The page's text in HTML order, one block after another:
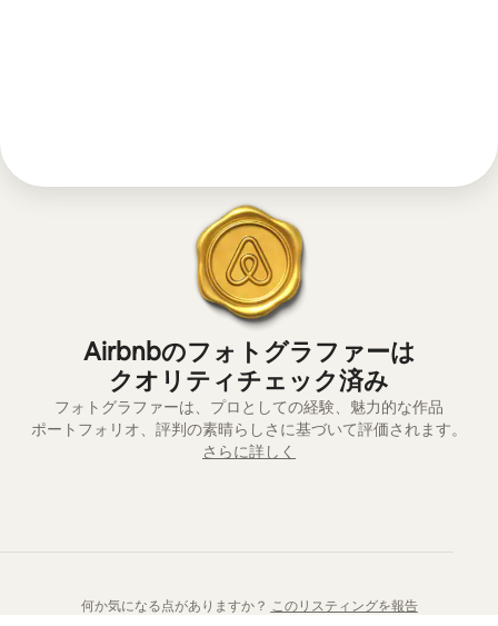
Airbnbのフォトグラファーは
ク⁠オ⁠リ⁠テ⁠ィ⁠チ⁠ェ⁠ッ⁠ク⁠済⁠み
フォトグラファーは、プロとしての経験、魅⁠力⁠的⁠な作⁠品
ポ⁠ー⁠ト⁠フ⁠ォ⁠リ⁠オ⁠、評⁠判の素⁠晴⁠ら⁠し⁠さ⁠に基⁠づ⁠い⁠て評⁠価⁠さ⁠れ⁠ま⁠す⁠。
さらに詳しく
何か気になる点がありますか？ このリスティングを報告